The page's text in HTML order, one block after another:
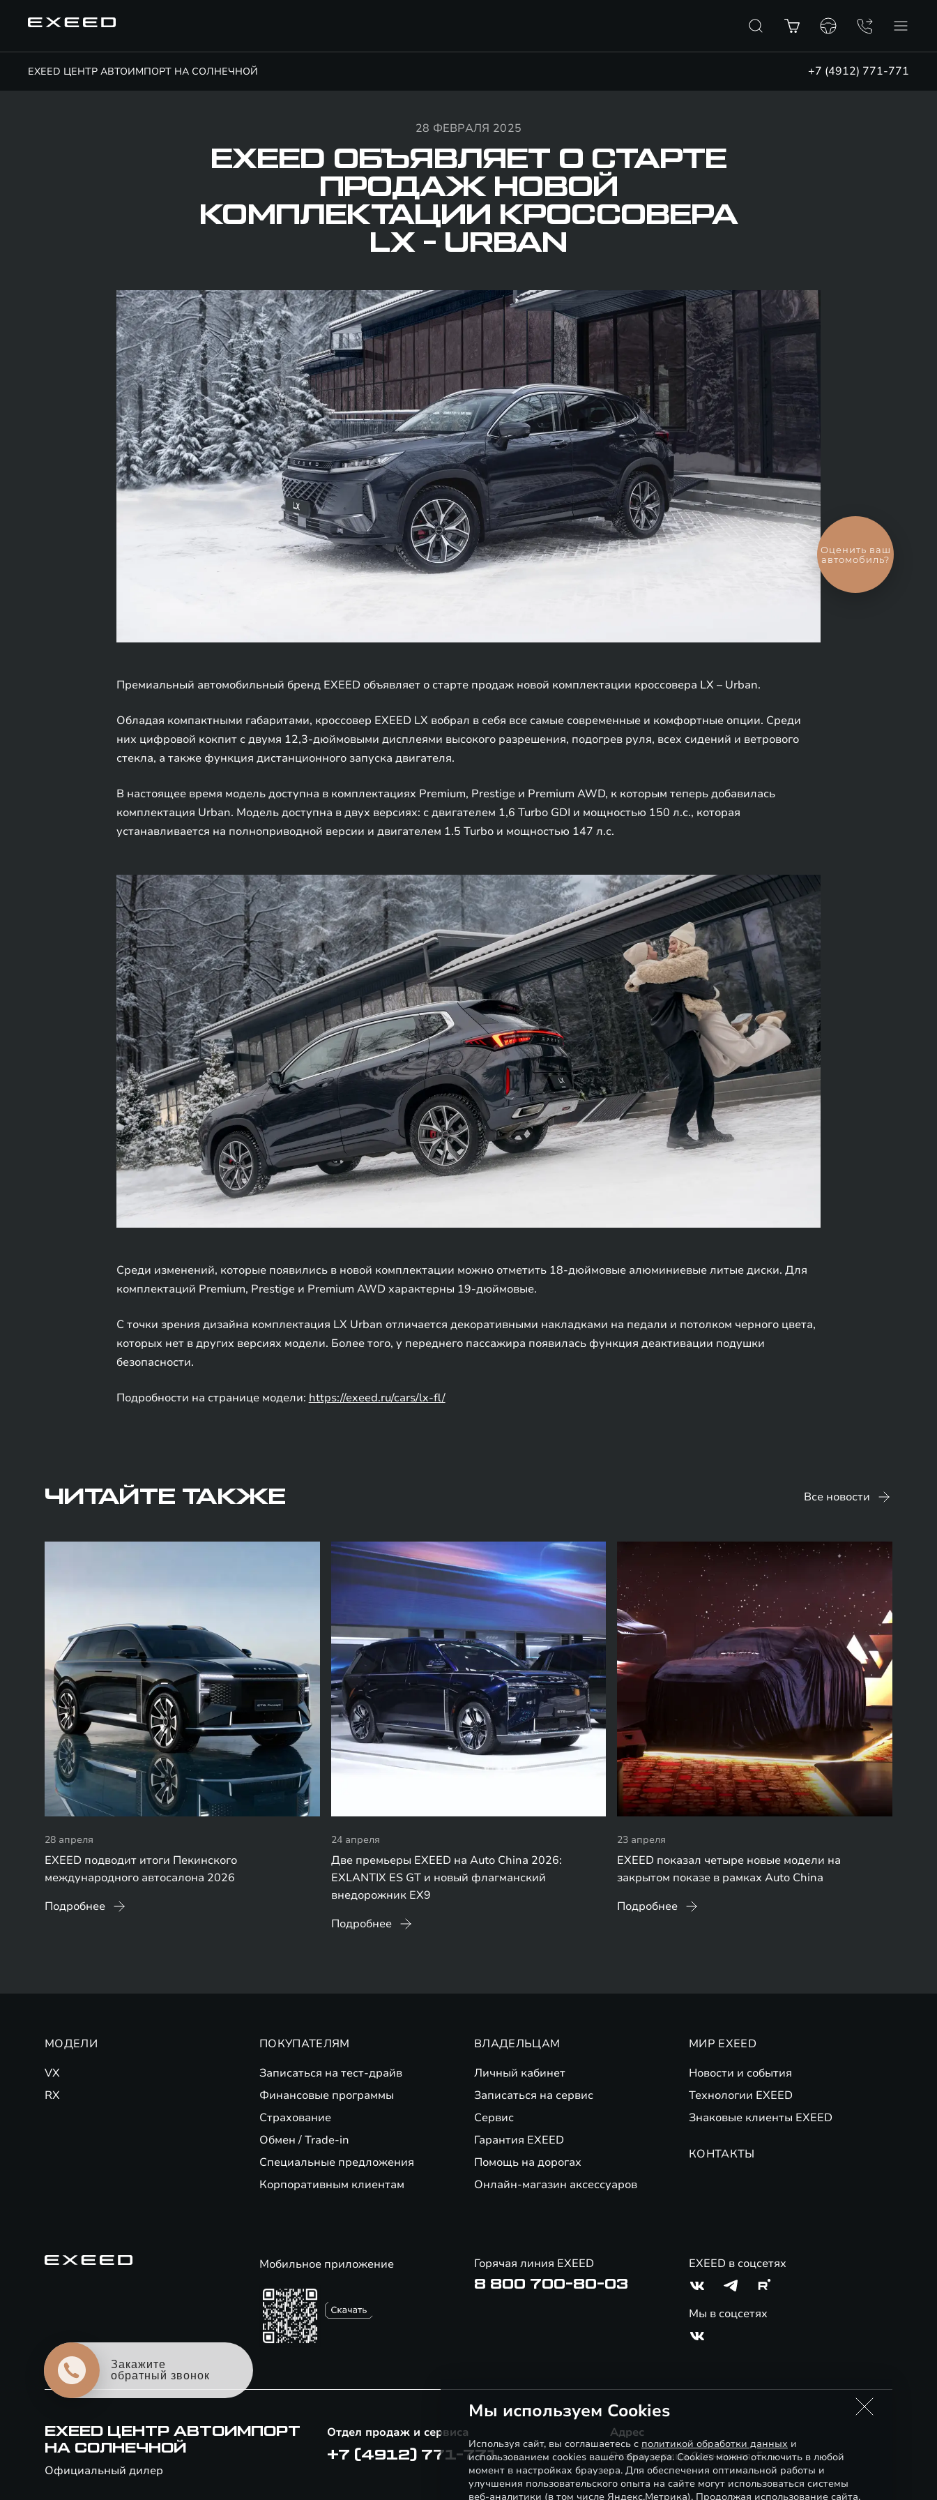
EXEED ЦЕНТР АВТОИМПОРТ НА СОЛНЕЧНОЙ +7 (4912) 771-771
28 ФЕВРАЛЯ 2025
EXEED ОБЪЯВЛЯЕТ О СТАРТЕ
ПРОДАЖ НОВОЙ
КОМПЛЕКТАЦИИ КРОССОВЕРА
LX - URBAN
Премиальный автомобильный бренд EXEED объявляет о старте продаж новой комплектации кроссовера LX – Urban.
Обладая компактными габаритами, кроссовер EXEED LX вобрал в себя все самые современные и комфортные опции. Среди
них цифровой кокпит с двумя 12,3-дюймовыми дисплеями высокого разрешения, подогрев руля, всех сидений и ветрового
стекла, а также функция дистанционного запуска двигателя.
В настоящее время модель доступна в комплектациях Premium, Prestige и Premium AWD, к которым теперь добавилась
комплектация Urban. Модель доступна в двух версиях: с двигателем 1,6 Turbo GDI и мощностью 150 л.с., которая
устанавливается на полноприводной версии и двигателем 1.5 Turbo и мощностью 147 л.с.
Среди изменений, которые появились в новой комплектации можно отметить 18-дюймовые алюминиевые литые диски. Для
комплектаций Premium, Prestige и Premium AWD характерны 19-дюймовые.
С точки зрения дизайна комплектация LX Urban отличается декоративными накладками на педали и потолком черного цвета,
которых нет в других версиях модели. Более того, у переднего пассажира появилась функция деактивации подушки
безопасности.
Подробности на странице модели: https://exeed.ru/cars/lx-fl/
ЧИТАЙТЕ ТАКЖЕ Все новости
28 апреля
EXEED подводит итоги Пекинского
международного автосалона 2026
Подробнее
24 апреля
Две премьеры EXEED на Auto China 2026:
EXLANTIX ES GT и новый флагманский
внедорожник EX9
Подробнее
23 апреля
EXEED показал четыре новые модели на
закрытом показе в рамках Auto China
Подробнее
МОДЕЛИ
VX
RX
ПОКУПАТЕЛЯМ
Записаться на тест-драйв
Финансовые программы
Страхование
Обмен / Trade-in
Специальные предложения
Корпоративным клиентам
ВЛАДЕЛЬЦАМ
Личный кабинет
Записаться на сервис
Сервис
Гарантия EXEED
Помощь на дорогах
Онлайн-магазин аксессуаров
МИР EXEED
Новости и события
Технологии EXEED
Знаковые клиенты EXEED
КОНТАКТЫ
Мобильное приложение Горячая линия EXEED
8 800 700-80-03
EXEED в соцсетях
Мы в соцсетях
EXEED ЦЕНТР АВТОИМПОРТ
НА СОЛНЕЧНОЙ
Официальный дилер
Отдел продаж и сервиса
+7 (4912) 771-771
Адрес
Рязань, улица Солнечная, 5
Мы используем Cookies
Используя сайт, вы соглашаетесь с политикой обработки данных и
использованием cookies вашего браузера. Cookies можно отключить в любой
момент в настройках браузера. Для обеспечения оптимальной работы и
улучшения пользовательского опыта на сайте могут использоваться системы
веб-аналитики (в том числе Яндекс.Метрика). Продолжая использование сайта,
обмен
автомобиля
Закажите
обратный звонок